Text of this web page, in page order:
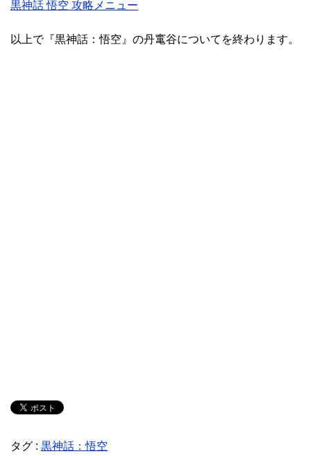
黒神話 悟空 攻略メニュー
以上で『黒神話：悟空』の丹竃谷についてを終わります。
タグ : 黒神話：悟空